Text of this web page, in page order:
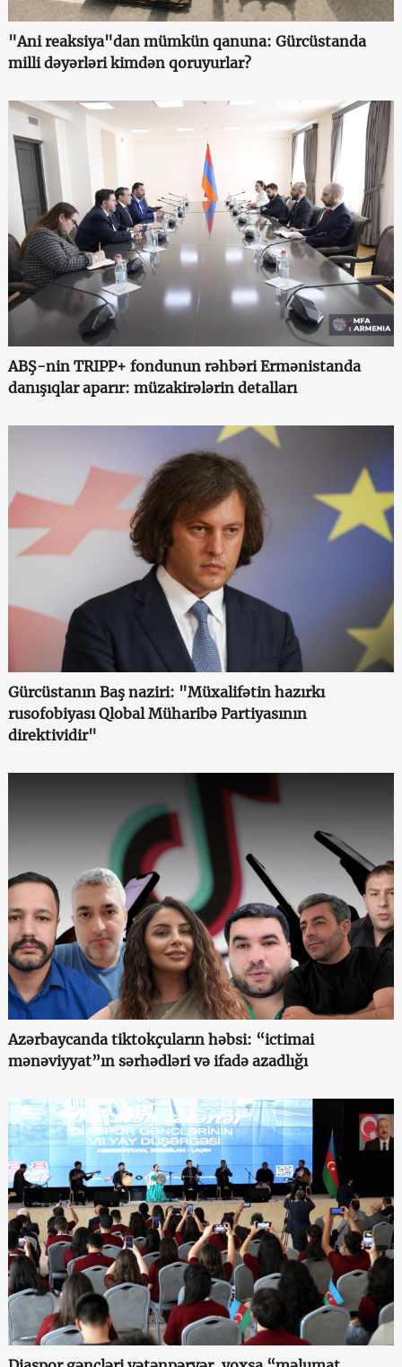
"Ani reaksiya"dan mümkün qanuna: Gürcüstanda
milli dəyərləri kimdən qoruyurlar?
ABŞ-nin TRIPP+ fondunun rəhbəri Ermənistanda
danışıqlar aparır: müzakirələrin detalları
Gürcüstanın Baş naziri: "Müxalifətin hazırkı
rusofobiyası Qlobal Müharibə Partiyasının
direktividir"
Azərbaycanda tiktokçuların həbsi: “ictimai
mənəviyyat”ın sərhədləri və ifadə azadlığı